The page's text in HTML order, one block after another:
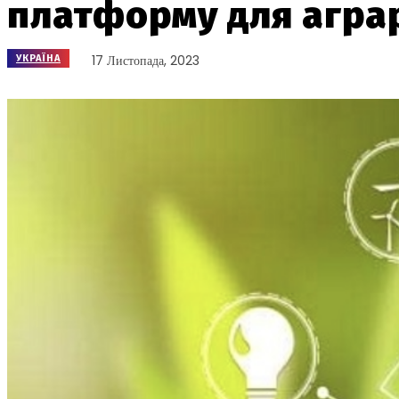
платформу для
УКРАЇНА 17 Листопада, 2023